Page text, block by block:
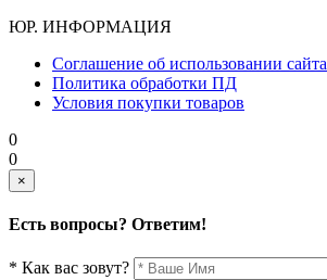
ЮР. ИНФОРМАЦИЯ
Соглашение об использовании сайта
Политика обработки ПД
Условия покупки товаров
0
0
×
Есть вопросы? Ответим!
* Как вас зовут?